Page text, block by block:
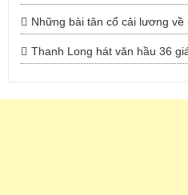
Những bài tân cổ cải lương
Thanh Long hát văn hầu 36